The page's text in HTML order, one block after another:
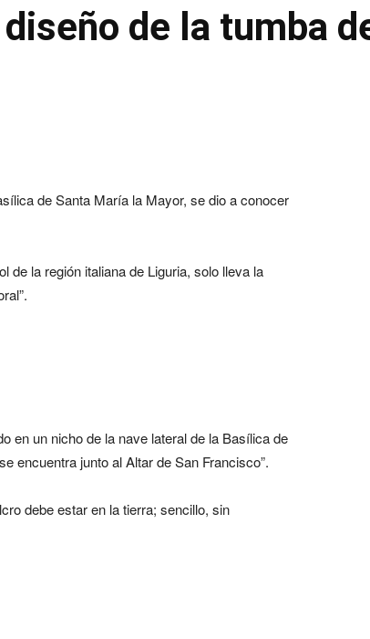
de la tumba
de Santa María la Mayor, se dio a conocer
de la región italiana de Liguria, solo lleva la
en un nicho de la nave lateral de la Basílica de
encuentra junto al Altar de San Francisco”.
debe estar en la tierra; sencillo, sin